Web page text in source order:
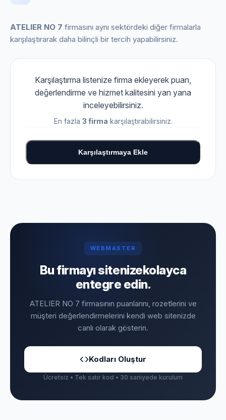
ATELIER NO 7 firmasını aynı sektördeki diğer firmalarla
karşılaştırarak daha bilinçli bir tercih yapabilirsiniz.
Karşılaştırma listenize firma ekleyerek puan,
değerlendirme ve hizmet kalitesini yan yana
inceleyebilirsiniz.
En fazla 3 firma karşılaştırabilirsiniz.
Karşılaştırmaya Ekle
WEBMASTER
Bu firmayı sitenizekolayca
entegre edin.
ATELIER NO 7 firmasının puanlarını, rozetlerini ve
müşteri değerlendirmelerini kendi web sitenizde
canlı olarak gösterin.
Kodları Oluştur
Ücretsiz • Tek satır kod • 30 saniyede kurulum